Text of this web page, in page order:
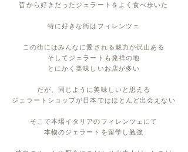
​昔から好きだったジェラートをよく食べ歩いた
特に好きな街はフィレンツェ
この街にはみんなに愛される魅力が沢山ある
そしてジェラートも発祥の地
とにかく美味しいお店が多い
だが、同じように美味しいと思える
ジェラートショップが日本ではほとんど出会えない
そこで本場イタリアのフィレンツェにて
本物のジェラートを 留学し勉強